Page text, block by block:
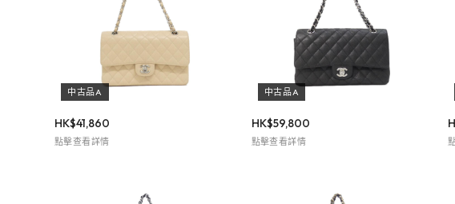
中古品A
HK$41,860
點擊查看詳情
中古品A
HK$59,800
點擊查看詳情